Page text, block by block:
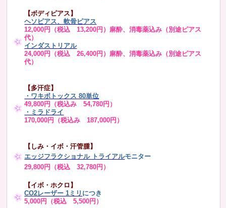
【ボディピアス】
ヘソピアス、軟骨ピアス
12,000円（税込 13,200円）麻酔、消毒薬込み（別途ピアス
代）
インダストリアル
24,000円（税込 26,400円）麻酔、消毒薬込み（別途ピアス
代）
【多汗症】
・ ワキボトックス 80単位
49,800円（税込み 54,780円）
・ミラドライ
170,000円（税込み 187,000円）
【しみ・イボ・汗管腫】
エッジフラクショナル トライアルモニター
29,800円（税込 32,780円）
【イボ・ホクロ】
CO2レーザー 1ミリ につき
5,000円（税込 5,500円）